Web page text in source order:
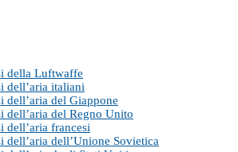
della Luftwaffe
dell’aria italiani
dell’aria del Giappone
dell’aria del Regno Unito
dell’aria francesi
dell’aria dell’Unione Sovietica